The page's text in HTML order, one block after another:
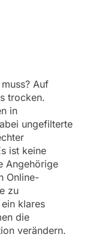
Auf
trocken.
in
ungefilterte
ist keine
Angehörige
Online-
zu
klares
die
verändern.